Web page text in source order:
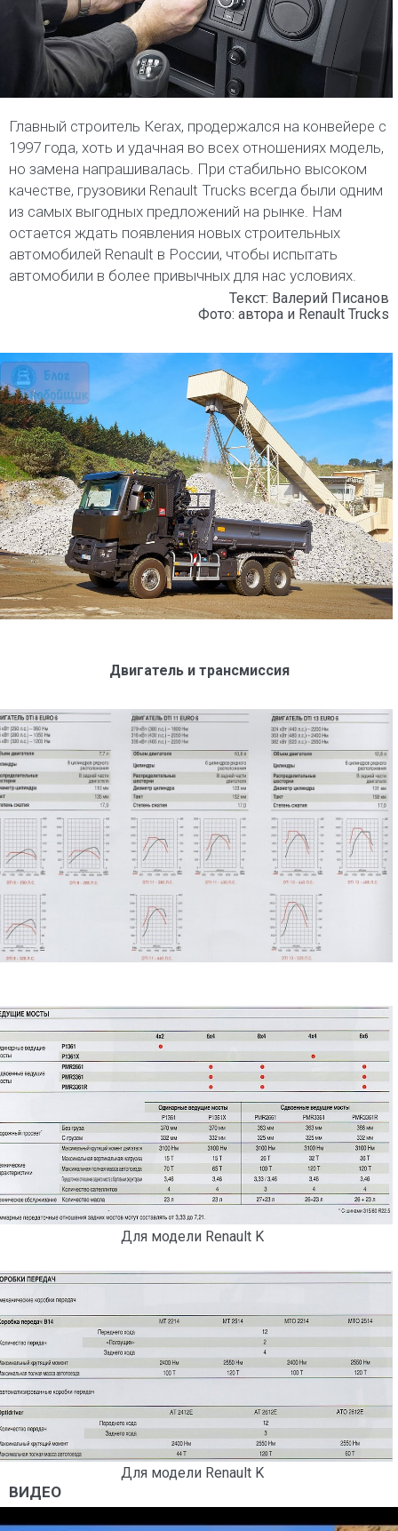
Главный строитель Кerax, продержался на конвейере с
1997 года, хоть и удачная во всех отношениях модель,
но замена напрашивалась. При стабильно высоком
качестве, грузовики Renault Trucks всегда были одним
из самых выгодных предложений на рынке. Нам
остается ждать появления новых строительных
автомобилей Renault в России, чтобы испытать
автомобили в более привычных для нас условиях.
Текст: Валерий Писанов
Фото: автора и Renault Trucks
Двигатель и трансмиссия
Для модели Renault K
Для модели Renault K
ВИДЕО